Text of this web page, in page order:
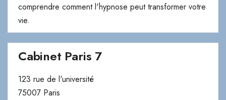
comprendre comment l'hypnose peut transformer votre
vie.
Cabinet Paris 7
123 rue de l'université
75007 Paris